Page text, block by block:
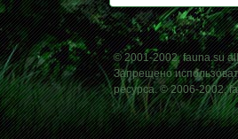
© 2001-2002, fauna.su
Запрещено
ресурса. © 2006-2002,